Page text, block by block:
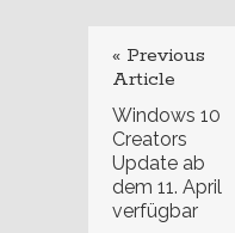
« Previous
Article
Windows 10
Creators
Update ab
dem 11. April
verfügbar